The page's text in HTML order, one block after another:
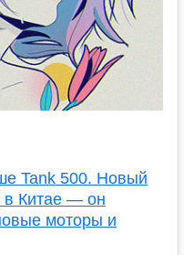
Tank 500. Новый
в Китае — он
моторы и